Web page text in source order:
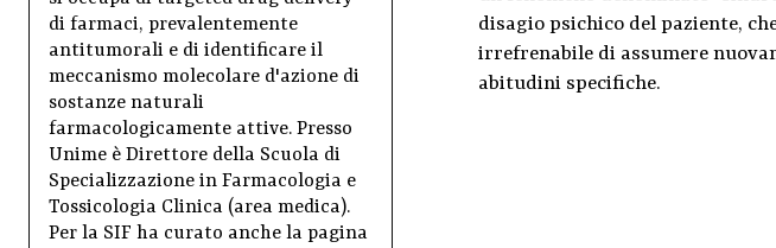
di farmaci, prevalentemente
antitumorali e di identificare il
meccanismo molecolare d'azione di
sostanze naturali
farmacologicamente attive. Presso
Unime è Direttore della Scuola di
Specializzazione in Farmacologia e
Tossicologia Clinica (area medica).
Per la SIF ha curato anche la pagina
disagio psichico del paziente,
irrefrenabile di assumere
abitudini specifiche.